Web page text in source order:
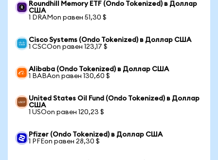
Roundhill Memory ETF (Ondo Tokenized) в Доллар
США
1 DRAMon равен 51,30 $
Cisco Systems (Ondo Tokenized) в Доллар США
1 CSCOon равен 123,17 $
Alibaba (Ondo Tokenized) в Доллар США
1 BABAon равен 130,60 $
United States Oil Fund (Ondo Tokenized) в Доллар
США
1 USOon равен 120,23 $
Pfizer (Ondo Tokenized) в Доллар США
1 PFEon равен 28,30 $